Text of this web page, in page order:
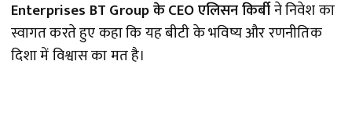
Enterprises BT Group के CEO एलिसन किर्बीने निवेश का
स्वागत करते हुए कहा कि यह बीटी के भविष्य और रणनीतिक
दिशा में विश्वास का मत है।